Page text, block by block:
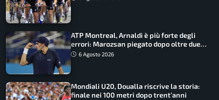
ATP Montreal, Arnaldi è più forte degli
errori: Marozsan piegato dopo oltre due
ore6 Agosto 2026
Mondiali U20, Doualla riscrive la storia:
finale nei 100 metri dopo trent’anni